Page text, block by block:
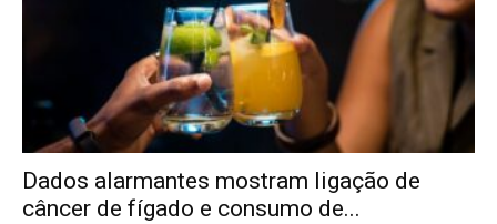
Dados alarmantes mostram ligação de
câncer de fígado e consumo de...